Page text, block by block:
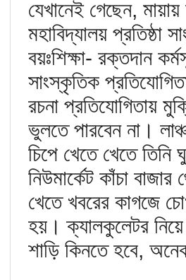
যেখানেই গেছেন,
মহাবিদ্যালয়
বয়ঃশিক্ষা- রক্তদান
সাংস্কৃতিক
রচনা প্রতিযোগিতায়
ভুলতে পারবেন না।
চিপে খেতে খেতে তিনি
নিউমার্কেট কাঁচা
খেতে খবরের কাগজে
হয়। ক্যালকুলেটর
শাড়ি কিনতে হবে,